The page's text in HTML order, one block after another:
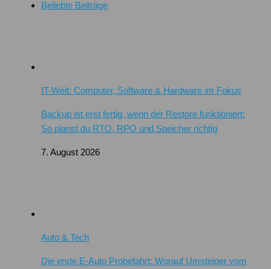
Beliebte Beiträge
IT-Welt: Computer, Software & Hardware im Fokus
Backup ist erst fertig, wenn der Restore funktioniert:
So planst du RTO, RPO und Speicher richtig
7. August 2026
Auto & Tech
Die erste E-Auto Probefahrt: Worauf Umsteiger vom